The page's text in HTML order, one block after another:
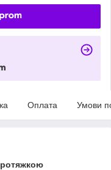
Оплата Умови